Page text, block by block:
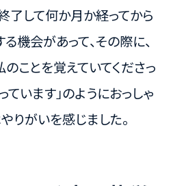
了して何か月か経ってから
機会があって、その際に、
ことを覚えていてくださっ
ています」のようにおっしゃ
りがいを感じました。